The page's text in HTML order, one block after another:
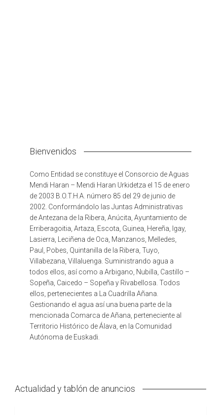
Bienvenidos
Como Entidad se constituye el Consorcio de Aguas
Mendi Haran – Mendi Haran Urkidetza el 15 de enero
de 2003 B.O.T.H.A. número 85 del 29 de junio de
2002. Conformándolo las Juntas Administrativas
de Antezana de la Ribera, Anúcita, Ayuntamiento de
Erriberagoitia, Artaza, Escota, Guinea, Hereña, Igay,
Lasierra, Leciñena de Oca, Manzanos, Melledes,
Paul, Pobes, Quintanilla de la Ribera, Tuyo,
Villabezana, Villaluenga. Suministrando agua a
todos ellos, así como a Arbigano, Nubilla, Castillo –
Sopeña, Caicedo – Sopeña y Rivabellosa. Todos
ellos, pertenecientes a La Cuadrilla Añana.
Gestionando el agua así una buena parte de la
mencionada Comarca de Añana, perteneciente al
Territorio Histórico de Álava, en la Comunidad
Autónoma de Euskadi.
Actualidad y tablón de anuncios